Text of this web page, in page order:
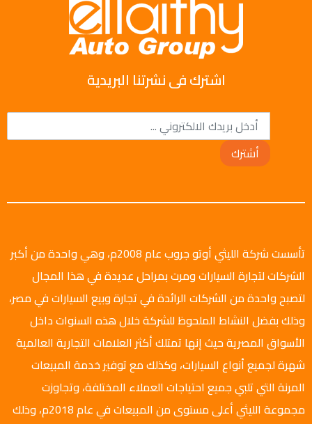
اشترك فى نشرتنا البريدية
أشترك
تأسست شركة الليثي أوتو جروب عام 2008م، وهي واحدة من أكبر
الشركات لتجارة السيارات ومرت بمراحل عديدة في هذا المجال
لتصبح واحدة من الشركات الرائدة في تجارة وبيع السيارات في مصر،
وذلك بفضل النشاط الملحوظ للشركة خلال هذه السنوات داخل
الأسواق المصرية حيث إنها تمتلك أكثر العلامات التجارية العالمية
شهرة لجميع أنواع السيارات، وكذلك مع توفير خدمة المبيعات
المرنة التي تلبي جميع احتياجات العملاء المختلفة، وتجاوزت
مجموعة الليثي أعلى مستوى من المبيعات في عام 2018م، وذلك